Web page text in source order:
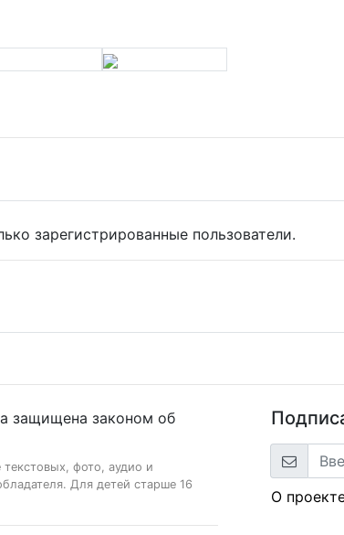
зарегистрированные пользователи.
защищена законом об
фото, аудио и
Для детей старше 16
О